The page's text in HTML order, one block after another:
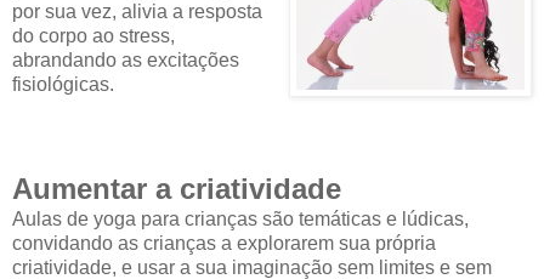
por sua vez, alivia a resposta
do corpo ao stress,
abrandando as excitações
fisiológicas.
Aumentar a criatividade
Aulas de yoga para crianças são temáticas e lúdicas,
convidando as crianças a explorarem sua própria
criatividade, e usar a sua imaginação sem limites e sem